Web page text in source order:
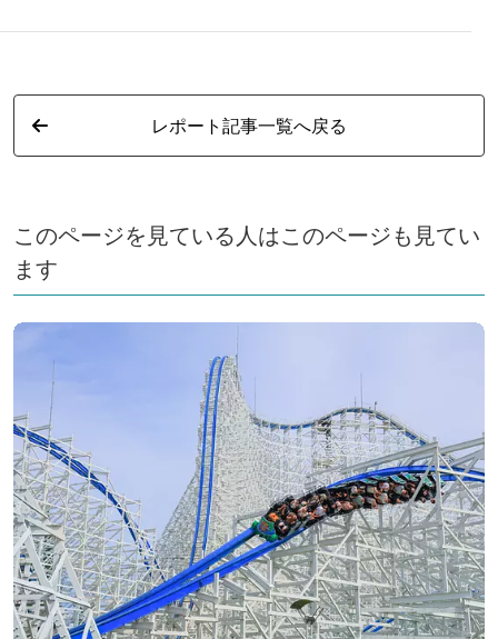
是非お楽しみください。
レポート記事一覧へ戻る
このページを見ている人はこのページも見てい
ます